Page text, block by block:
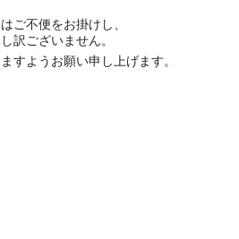
ご不便をお掛けし、
訳ございません。
すようお願い申し上げます。